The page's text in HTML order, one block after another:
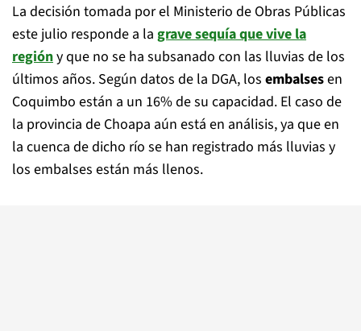
La decisión tomada por el Ministerio de Obras Públicas
este julio responde a la gravesequíaque vive la
regióny que no se ha subsanado con las lluvias de los
últimos años. Según datos de la DGA, los embalsesen
Coquimbo están a un 16% de su capacidad. El caso de
la provincia de Choapa aún está en análisis, ya que en
la cuenca de dicho río se han registrado más lluvias y
los embalses están más llenos.